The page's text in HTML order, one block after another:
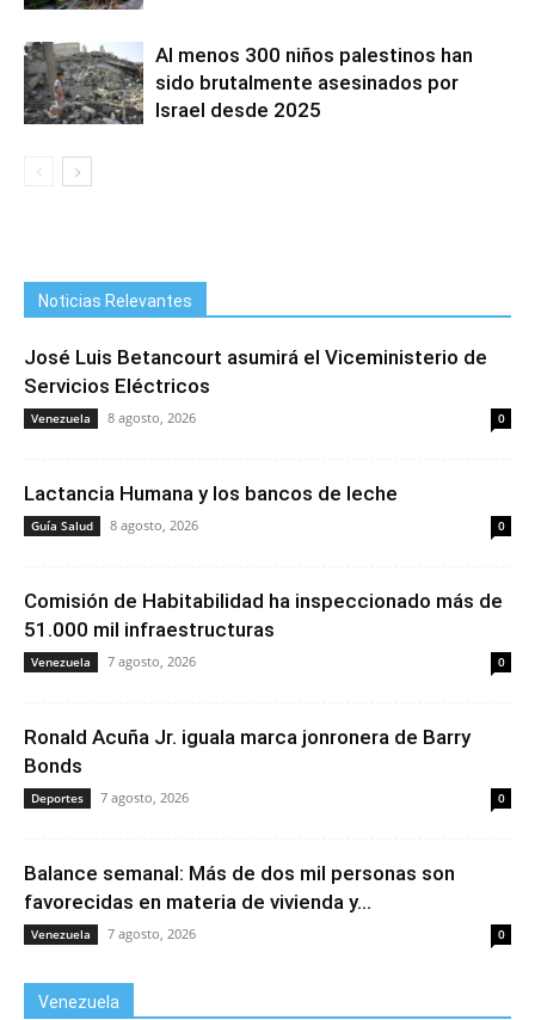
Al menos 300 niños palestinos han
sido brutalmente asesinados por
Israel desde 2025
Noticias Relevantes
José Luis Betancourt asumirá el Viceministerio de
Servicios Eléctricos
Venezuela 8 agosto, 2026 0
Lactancia Humana y los bancos de leche
Guía Salud 8 agosto, 2026 0
Comisión de Habitabilidad ha inspeccionado más de
51.000 mil infraestructuras
Venezuela 7 agosto, 2026 0
Ronald Acuña Jr. iguala marca jonronera de Barry
Bonds
Deportes 7 agosto, 2026 0
Balance semanal: Más de dos mil personas son
favorecidas en materia de vivienda y...
Venezuela 7 agosto, 2026 0
Venezuela